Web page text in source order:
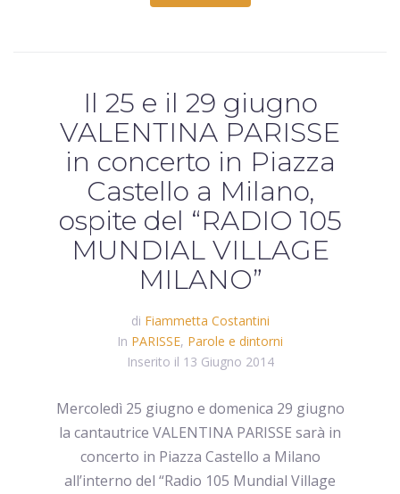
Il 25 e il 29 giugno
VALENTINA PARISSE
in concerto in Piazza
Castello a Milano,
ospite del “RADIO 105
MUNDIAL VILLAGE
MILANO”
di Fiammetta Costantini
In PARISSE, Parole e dintorni
Inserito il 13 Giugno 2014
Mercoledì 25 giugno e domenica 29 giugno
la cantautrice VALENTINA PARISSE sarà in
concerto in Piazza Castello a Milano
all’interno del “Radio 105 Mundial Village